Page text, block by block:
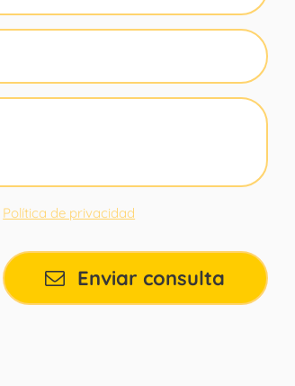
Política de privacidad
Enviar consulta